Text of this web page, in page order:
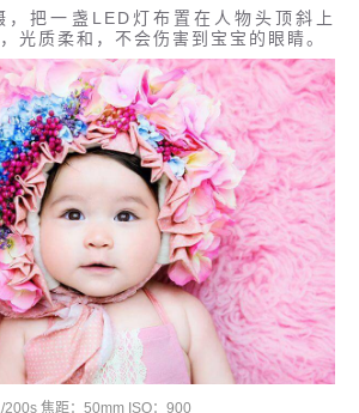
，把一盏LED灯布置在人物头顶斜上
光质柔和，不会伤害到宝宝的眼睛。
焦距：50mm ISO：900